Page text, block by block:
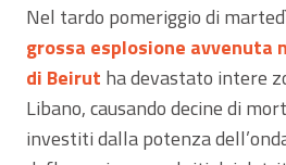
Nel tardo pomeriggio di
grossa esplosione avvenuta
di Beirut ha devastato intere
Libano, causando decine di
investiti dalla potenza